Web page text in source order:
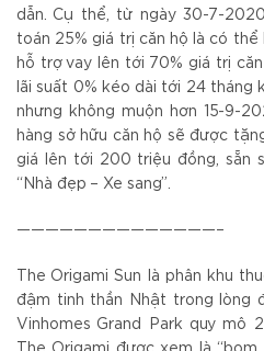
dẫn. Cụ thể, từ ngày 30-7-
toán 25% giá trị căn hộ là có
hỗ trợ vay lên tới 70% giá trị
lãi suất 0% kéo dài tới 24 tháng
nhưng không muộn hơn 15-9-
hàng sở hữu căn hộ sẽ được
giá lên tới 200 triệu đồng, sẵn
“Nhà đẹp – Xe sang”.
——————————————–
The Origami Sun là phân khu
đậm tinh thần Nhật trong lòng
Vinhomes Grand Park quy mô